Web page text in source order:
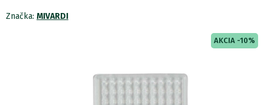
Značka: MIVARDI
AKCIA -10%